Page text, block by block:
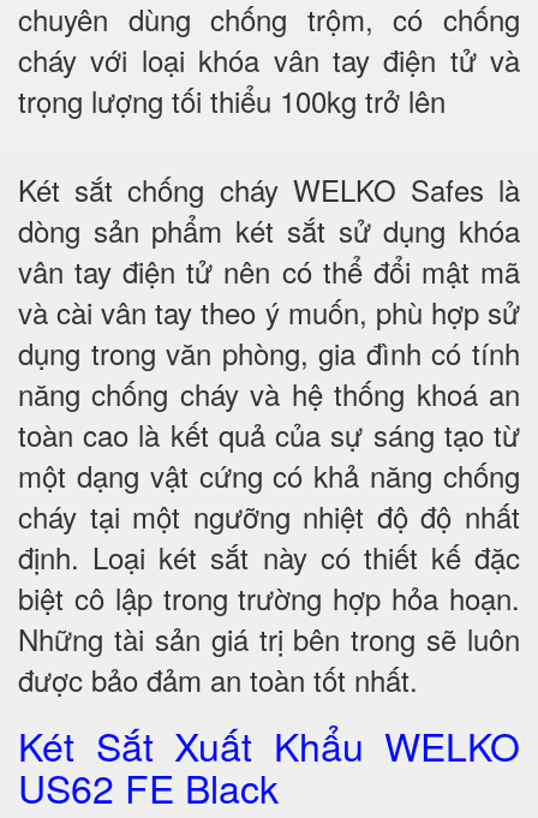
chuyên dùng chống trộm, có chống
cháy với loại khóa vân tay điện tử và
trọng lượng tối thiểu 100kg trở lên
Két sắt chống cháy WELKO Safes là
dòng sản phẩm két sắt sử dụng khóa
vân tay điện tử nên có thể đổi mật mã
và cài vân tay theo ý muốn, phù hợp sử
dụng trong văn phòng, gia đình có tính
năng chống cháy và hệ thống khoá an
toàn cao là kết quả của sự sáng tạo từ
một dạng vật cứng có khả năng chống
cháy tại một ngưỡng nhiệt độ độ nhất
định. Loại két sắt này có thiết kế đặc
biệt cô lập trong trường hợp hỏa hoạn.
Những tài sản giá trị bên trong sẽ luôn
được bảo đảm an toàn tốt nhất.
Két Sắt Xuất Khẩu WELKO
US62 FE Black